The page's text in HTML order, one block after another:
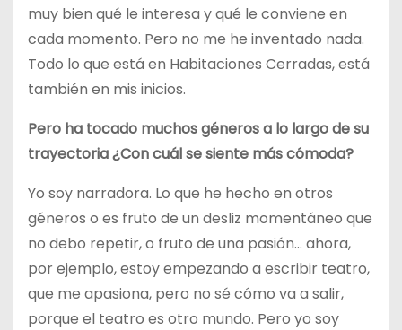
muy bien qué le interesa y qué le conviene en
cada momento. Pero no me he inventado nada.
Todo lo que está en Habitaciones Cerradas, está
también en mis inicios.
Pero ha tocado muchos géneros a lo largo de su
trayectoria ¿Con cuál se siente más cómoda?
Yo soy narradora. Lo que he hecho en otros
géneros o es fruto de un desliz momentáneo que
no debo repetir, o fruto de una pasión… ahora,
por ejemplo, estoy empezando a escribir teatro,
que me apasiona, pero no sé cómo va a salir,
porque el teatro es otro mundo. Pero yo soy